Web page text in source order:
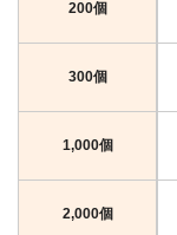
200個
300個
1,000個
2,000個